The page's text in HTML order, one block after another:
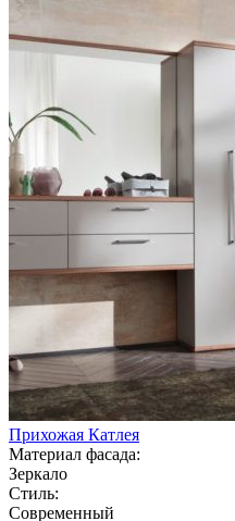
Прихожая Катлея
Материал фасада:
Зеркало
Стиль:
Современный